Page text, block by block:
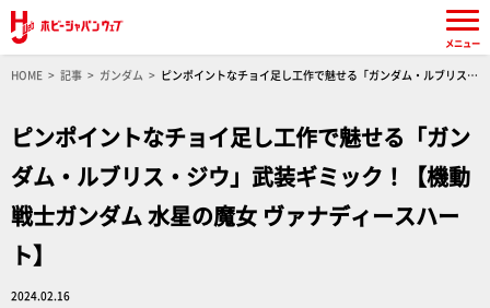
HOME 記事 ガンダム
ピンポイントなチョイ足し工作で魅せる「ガンダム・ルブリス・
ピンポイントなチョイ足し工作で魅せる「ガン
ダム・ルブリス・ジウ」武装ギミック！【機動
戦士ガンダム 水星の魔女 ヴァナディースハー
ト】
2024.02.16
メニュー